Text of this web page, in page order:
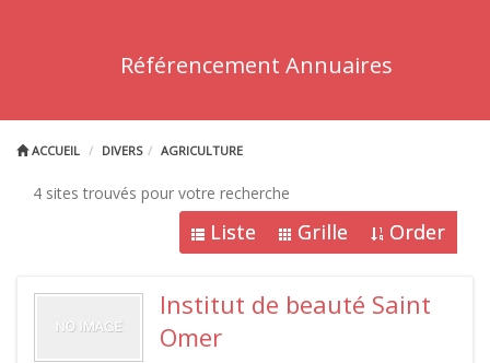
Référencement Annuaires
ACCUEIL DIVERS AGRICULTURE
4 sites trouvés pour votre recherche
Liste Grille Order
Institut de beauté Saint
Omer